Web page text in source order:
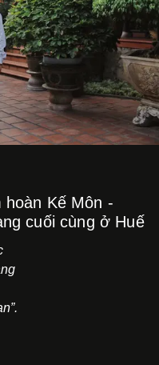
hoàn Kế Môn -
cuối cùng ở Huế